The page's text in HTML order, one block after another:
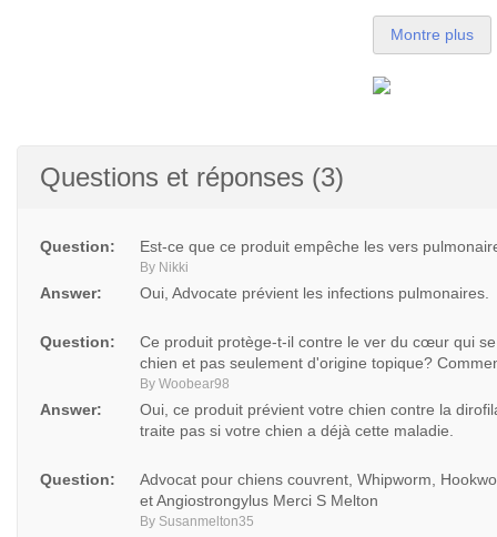
Montre plus
Questions et réponses (3)
Question: Est-ce que ce produit empêche les vers
By Nikki
Answer: Oui, Advocate prévient les infections pulmonaires.
Question:
Ce produit protège-t-il contre le ver du cœur qui
chien et pas seulement d'origine topique?
By Woobear98
Answer:
Oui, ce produit prévient votre chien contre la
traite pas si votre chien a déjà cette maladie.
Question:
Advocat pour chiens couvrent, Whipworm,
et Angiostrongylus Merci S Melton
By Susanmelton35